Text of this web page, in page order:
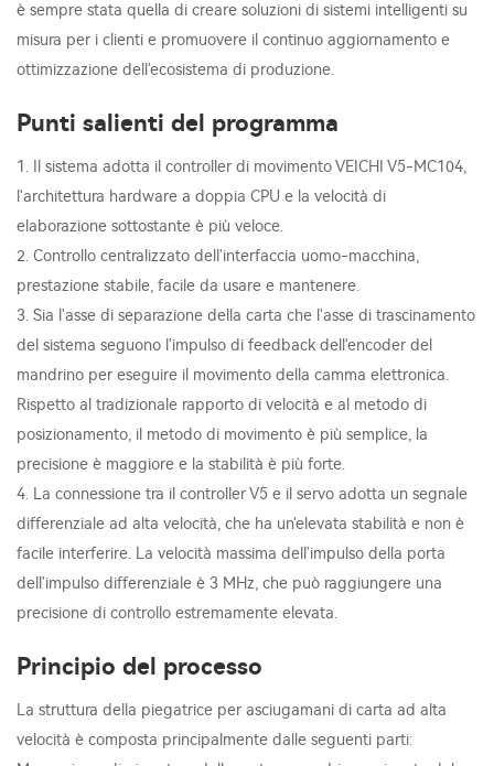
è sempre stata quella di creare soluzioni di sistemi intelligenti su
misura per i clienti e promuovere il continuo aggiornamento e
ottimizzazione dell'ecosistema di produzione.
Punti salienti del programma
1. Il sistema adotta il controller di movimento VEICHI V5-MC104,
l'architettura hardware a doppia CPU e la velocità di
elaborazione sottostante è più veloce.
2. Controllo centralizzato dell'interfaccia uomo-macchina,
prestazione stabile, facile da usare e mantenere.
3. Sia l'asse di separazione della carta che l'asse di trascinamento
del sistema seguono l'impulso di feedback dell'encoder del
mandrino per eseguire il movimento della camma elettronica.
Rispetto al tradizionale rapporto di velocità e al metodo di
posizionamento, il metodo di movimento è più semplice, la
precisione è maggiore e la stabilità è più forte.
4. La connessione tra il controller V5 e il servo adotta un segnale
differenziale ad alta velocità, che ha un'elevata stabilità e non è
facile interferire. La velocità massima dell'impulso della porta
dell'impulso differenziale è 3 MHz, che può raggiungere una
precisione di controllo estremamente elevata.
Principio del processo
La struttura della piegatrice per asciugamani di carta ad alta
velocità è composta principalmente dalle seguenti parti: